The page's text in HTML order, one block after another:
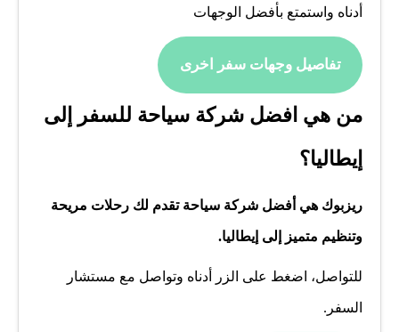
أدناه واستمتع بأفضل الوجهات
تفاصيل وجهات سفر اخرى
من هي افضل شركة سياحة للسفر إلى
إيطاليا؟
ريزبوك هي أفضل شركة سياحة تقدم لك رحلات مريحة
وتنظيم متميز إلى إيطاليا.
للتواصل، اضغط على الزر أدناه وتواصل مع مستشار
السفر.